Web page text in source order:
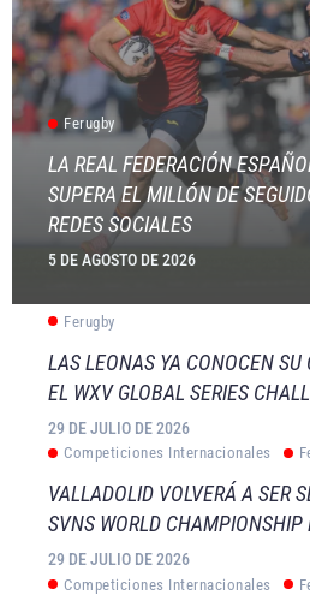
Ferugby
LA REAL FEDERACIÓN
SUPERA EL MILLÓN DE
REDES SOCIALES
5 DE AGOSTO DE 2026
Ferugby
LAS LEONAS YA CONOCEN SU
EL WXV GLOBAL SERIES
29 DE JULIO DE 2026
Competiciones Internacionales
VALLADOLID VOLVERÁ A SER
SVNS WORLD
29 DE JULIO DE 2026
Competiciones Internacionales